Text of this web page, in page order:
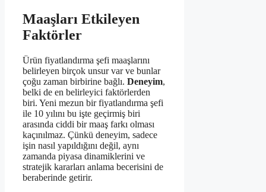
Maaşları Etkileyen
Faktörler
Ürün fiyatlandırma şefi maaşlarını
belirleyen birçok unsur var ve bunlar
çoğu zaman birbirine bağlı. Deneyim,
belki de en belirleyici faktörlerden
biri. Yeni mezun bir fiyatlandırma şefi
ile 10 yılını bu işte geçirmiş biri
arasında ciddi bir maaş farkı olması
kaçınılmaz. Çünkü deneyim, sadece
işin nasıl yapıldığını değil, aynı
zamanda piyasa dinamiklerini ve
stratejik kararları anlama becerisini de
beraberinde getirir.